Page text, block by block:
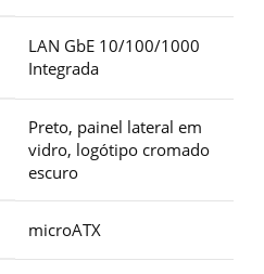
LAN GbE 10/100/1000
Integrada
Preto, painel lateral em
vidro, logótipo cromado
escuro
microATX